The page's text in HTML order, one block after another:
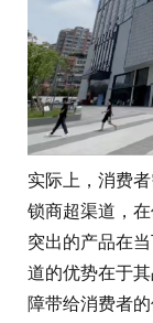
实际上，消费
锁商超渠道，
突出的产品在
道的优势在于
障带给消费者的